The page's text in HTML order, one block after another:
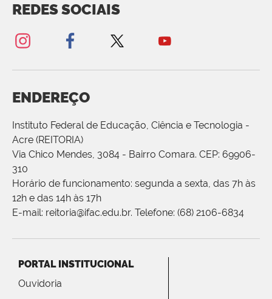
REDES SOCIAIS
ENDEREÇO
Instituto Federal de Educação, Ciência e Tecnologia -
Acre (REITORIA)
Via Chico Mendes, 3084 - Bairro Comara. CEP: 69906-
310
Horário de funcionamento: segunda a sexta, das 7h às
12h e das 14h às 17h
E-mail: reitoria@ifac.edu.br. Telefone: (68) 2106-6834
PORTAL INSTITUCIONAL
Ouvidoria